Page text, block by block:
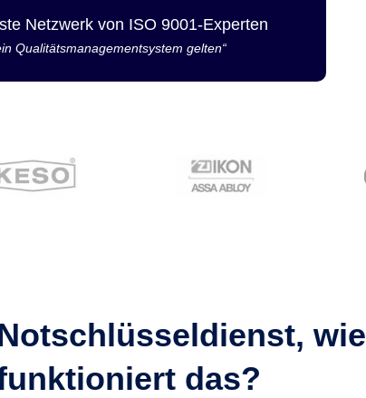
Netzwerk von ISO 9001-Experten
Qualitätsmanagementsystem gelten“
wie
das?